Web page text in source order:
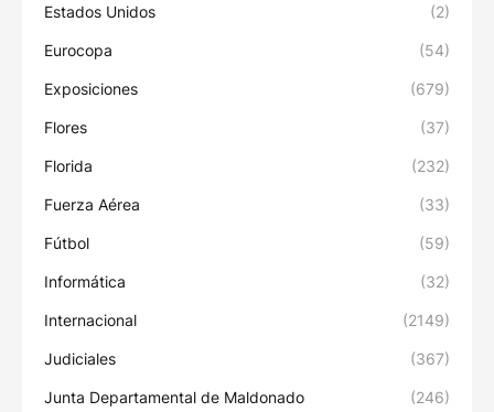
Estados Unidos (2)
Eurocopa (54)
Exposiciones (679)
Flores (37)
Florida (232)
Fuerza Aérea (33)
Fútbol (59)
Informática (32)
Internacional (2149)
Judiciales (367)
Junta Departamental de Maldonado (246)